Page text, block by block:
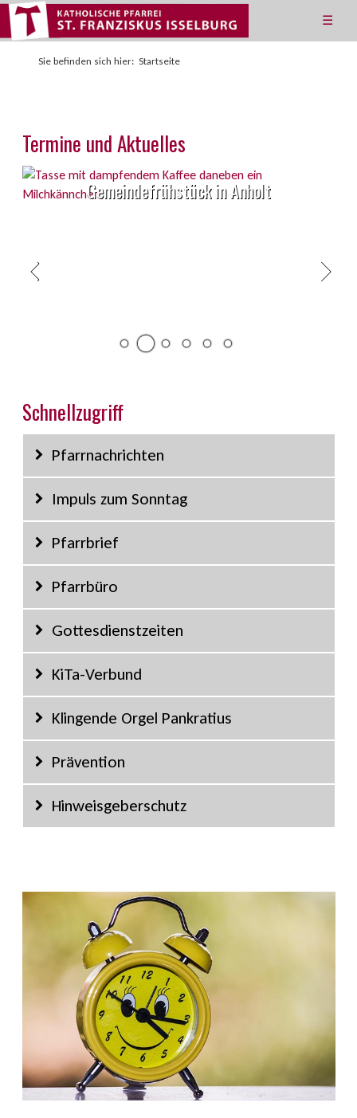
☰
Sie befinden sich hier: Startseite
Termine und Aktuelles
Gemeindefrühstück in Anholt
Schnellzugriff
Pfarrnachrichten
Impuls zum Sonntag
Pfarrbrief
Pfarrbüro
Gottesdienstzeiten
KiTa-Verbund
Klingende Orgel Pankratius
Prävention
Hinweisgeberschutz